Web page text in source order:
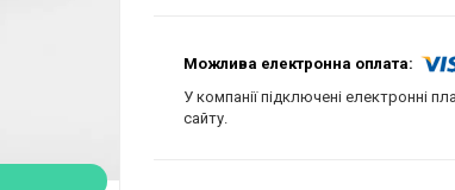
У компанії підключені електронні
сайту.